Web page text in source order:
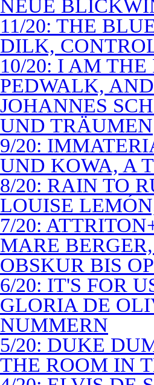
NEUE
11/20: THE
DILK,
10/20: I AM
PEDWALK,
JOHANNES
UND TRÄUMEN
9/20:
UND KOWA, A
8/20: RAIN TO
LOUISE
7/20:
MARE
OBSKUR BIS
6/20: IT'S FOR
GLORIA DE
NUMMERN
5/20: DUKE
THE ROOM IN